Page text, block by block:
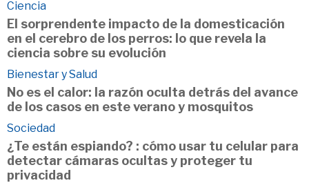
Ciencia
El sorprendente impacto de la domesticación
en el cerebro de los perros: lo que revela la
ciencia sobre su evolución
Bienestar y Salud
No es el calor: la razón oculta detrás del avance
de los casos en este verano y mosquitos
Sociedad
¿Te están espiando? : cómo usar tu celular para
detectar cámaras ocultas y proteger tu
privacidad